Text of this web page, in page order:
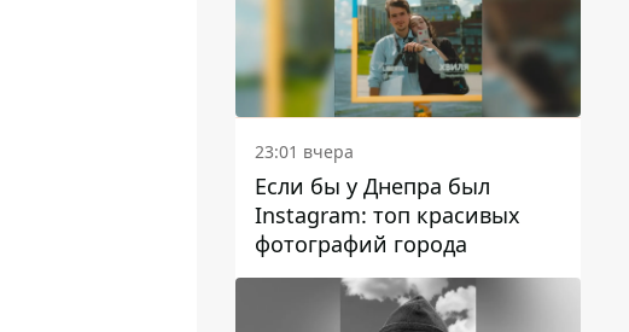
23:01 вчера
Если бы у Днепра был
Instagram: топ красивых
фотографий города